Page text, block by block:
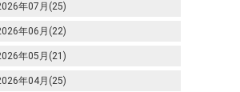
年07月(25)
年06月(22)
年05月(21)
年04月(25)